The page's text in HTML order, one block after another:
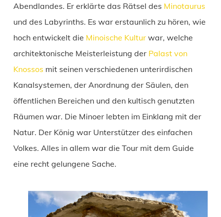
Abendlandes. Er erklärte das Rätsel des Minotaurus
und des Labyrinths. Es war erstaunlich zu hören, wie
hoch entwickelt die Minoische Kulturwar, welche
architektonische Meisterleistung der Palast von
Knossos mit seinen verschiedenen unterirdischen
Kanalsystemen, der Anordnung der Säulen, den
öffentlichen Bereichen und den kultisch genutzten
Räumen war. Die Minoer lebten im Einklang mit der
Natur. Der König war Unterstützer des einfachen
Volkes. Alles in allem war die Tour mit dem Guide
eine recht gelungene Sache.